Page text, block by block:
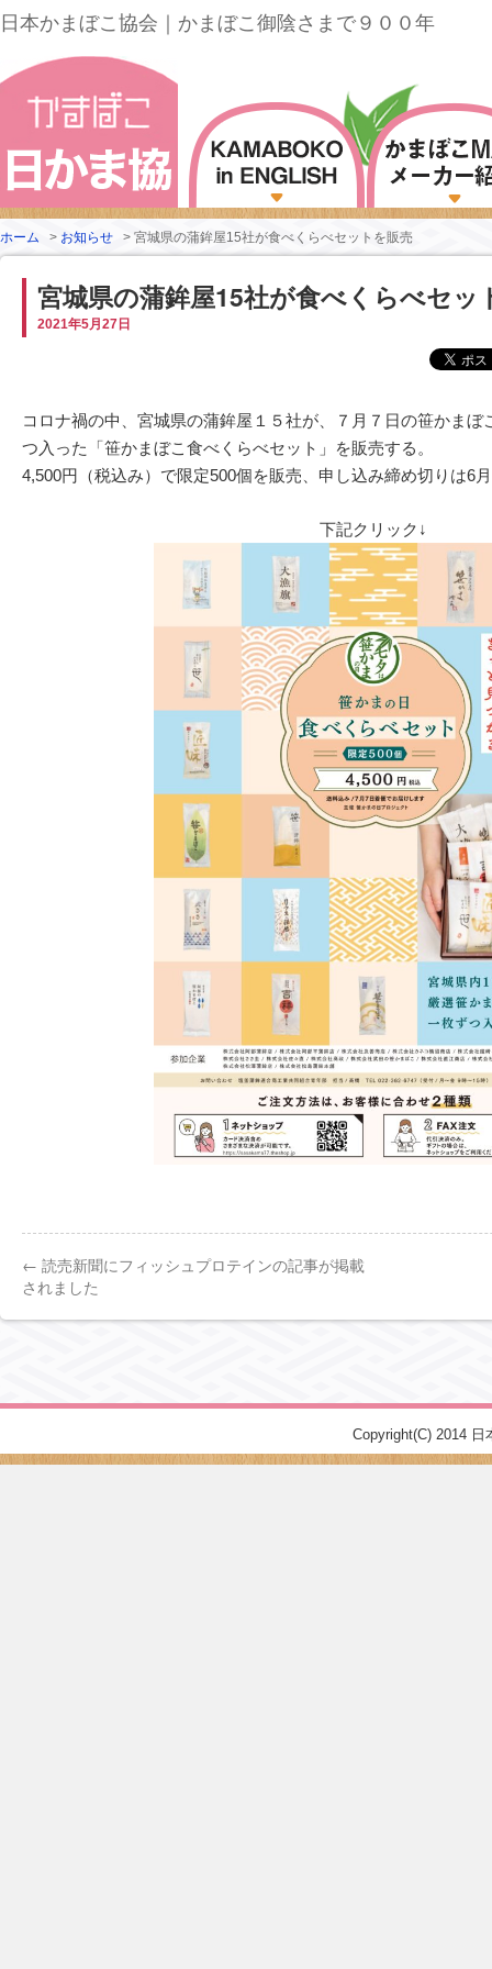
日本かまぼこ協会｜かまぼこ御陰さまで９００年
ホーム > お知らせ > 宮城県の蒲鉾屋15社が食べくらべセットを販売
宮城県の蒲鉾屋15社が食べくらべセッ
2021年5月27日
コロナ禍の中、宮城県の蒲鉾屋１５社が、７月７日の笹かま
つ入った「笹かまぼこ食べくらべセット」を販売する。
4,500円（税込み）で限定500個を販売、申し込み締め切りは6
下記クリック↓
← 読売新聞にフィッシュプロテインの記事が掲載
されました
Copyright(C) 2014